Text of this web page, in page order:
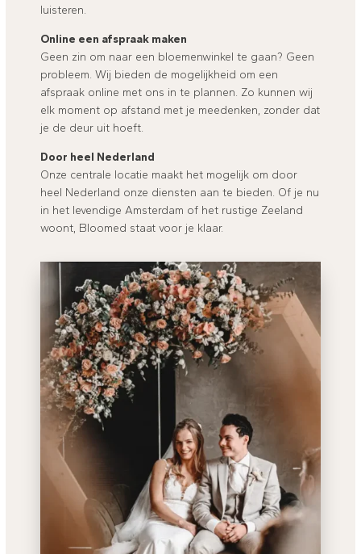
luisteren.
Online een afspraak maken
Geen zin om naar een bloemenwinkel te gaan? Geen
probleem. Wij bieden de mogelijkheid om een
afspraak online met ons in te plannen. Zo kunnen wij
elk moment op afstand met je meedenken, zonder dat
je de deur uit hoeft.
Door heel Nederland
Onze centrale locatie maakt het mogelijk om door
heel Nederland onze diensten aan te bieden. Of je nu
in het levendige Amsterdam of het rustige Zeeland
woont, Bloomed staat voor je klaar.